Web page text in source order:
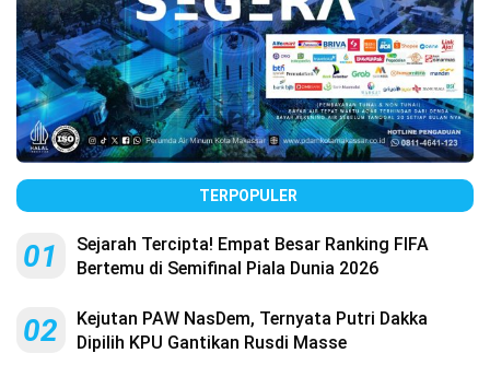
TERPOPULER
01
Sejarah Tercipta! Empat Besar Ranking FIFA
Bertemu di Semifinal Piala Dunia 2026
02
Kejutan PAW NasDem, Ternyata Putri Dakka
Dipilih KPU Gantikan Rusdi Masse